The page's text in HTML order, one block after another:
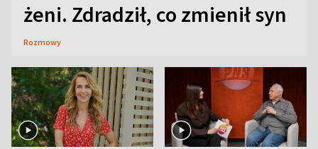
żeni. Zdradził, co zmienił syn
Rozmowy